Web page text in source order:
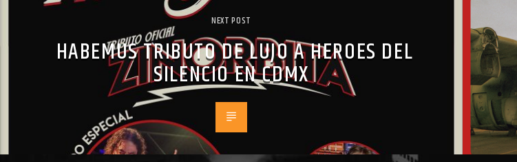
NEXT POST
HABEMUS TRIBUTO DE LUJO A HEROES DEL
SILENCIO EN CDMX